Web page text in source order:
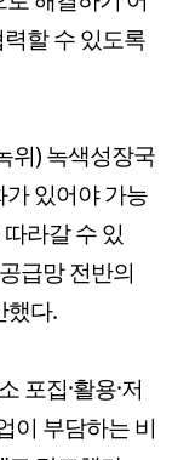
할 수 있도록
위) 녹색성장국
있어야 가능
라갈 수 있
급망 전반의
했다.
포집·활용·저
이 부담하는 비